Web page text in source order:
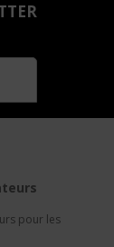
pour les